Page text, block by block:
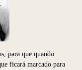
para que quando
ficará marcado para